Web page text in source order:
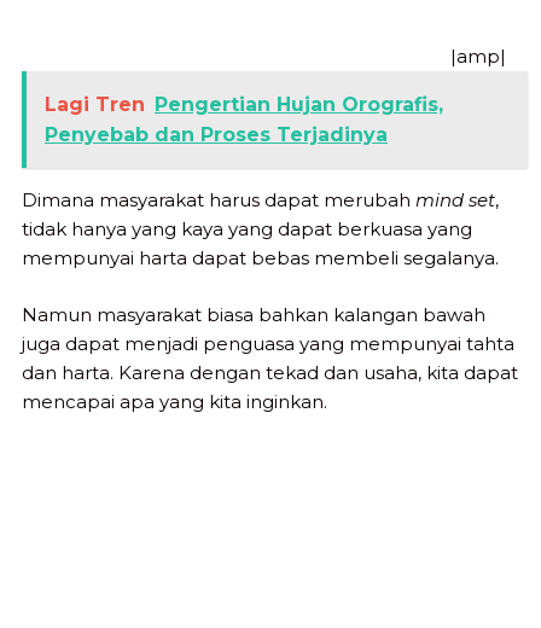
|amp|
Lagi Tren
Pengertian Hujan Orografis,
Penyebab dan Proses Terjadinya
Dimana masyarakat harus dapat merubah mind set,
tidak hanya yang kaya yang dapat berkuasa yang
mempunyai harta dapat bebas membeli segalanya.
Namun masyarakat biasa bahkan kalangan bawah
juga dapat menjadi penguasa yang mempunyai tahta
dan harta. Karena dengan tekad dan usaha, kita dapat
mencapai apa yang kita inginkan.